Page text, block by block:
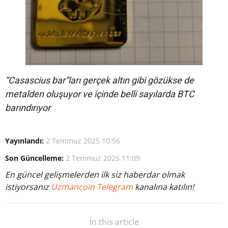
“Casascius bar”ları gerçek altın gibi gözükse de
metalden oluşuyor ve içinde belli sayılarda BTC
barındırıyor
Yayınlandı: 2 Temmuz 2025 10:56
Son Güncelleme: 2 Temmuz 2025 11:09
En güncel gelişmelerden ilk siz haberdar olmak
istiyorsanız Uzmancoin Telegram kanalına katılın!
In this article